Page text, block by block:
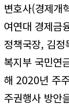
변호사(경제개
여연대 경제금
정책국장, 김
복지부 국민연
해 2020년 주
주권행사 방안